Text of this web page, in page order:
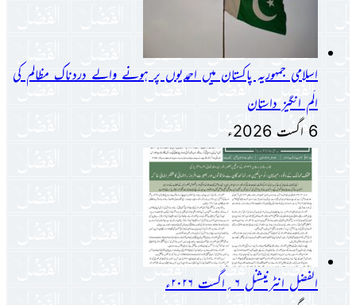
اسلامی جمہوریہ پاکستان میں احمدیوں پر ہونے والے دردناک مظالم کی
الَم انگیز داستان
6 اگست 2026ء
الفضل انٹرنیشنل ۶؍اگست ۲۰۲۶ء